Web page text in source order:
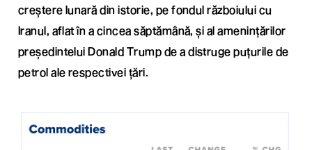
creștere lunară din istorie, pe fondul războiului cu
Iranul, aflat în a cincea săptămână, și al amenințărilor
președintelui Donald Trump de a distruge puțurile de
petrol ale respectivei țări.